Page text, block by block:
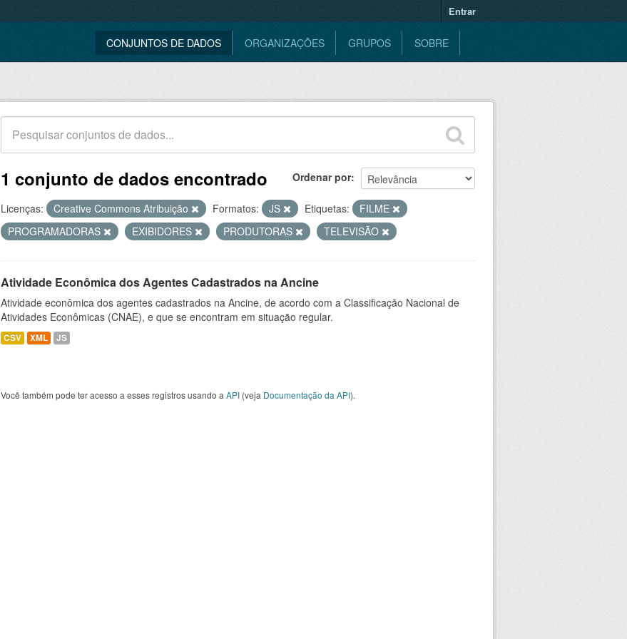
Entrar
CONJUNTOS DE DADOS ORGANIZAÇÕES GRUPOS SOBRE
Ordenar por
1 conjunto de dados encontrado
Licenças: Creative Commons Atribuição Formatos: JS Etiquetas:
FILME
PROGRAMADORAS
EXIBIDORES PRODUTORAS TELEVISÃO
Atividade Econômica dos Agentes Cadastrados na Ancine
Atividade econômica dos agentes cadastrados na Ancine, de acordo com a Classificação Nacional de
Atividades Econômicas (CNAE), e que se encontram em situação regular.
CSV XML JS
Você também pode ter acesso a esses registros usando a API (veja Documentação da API).